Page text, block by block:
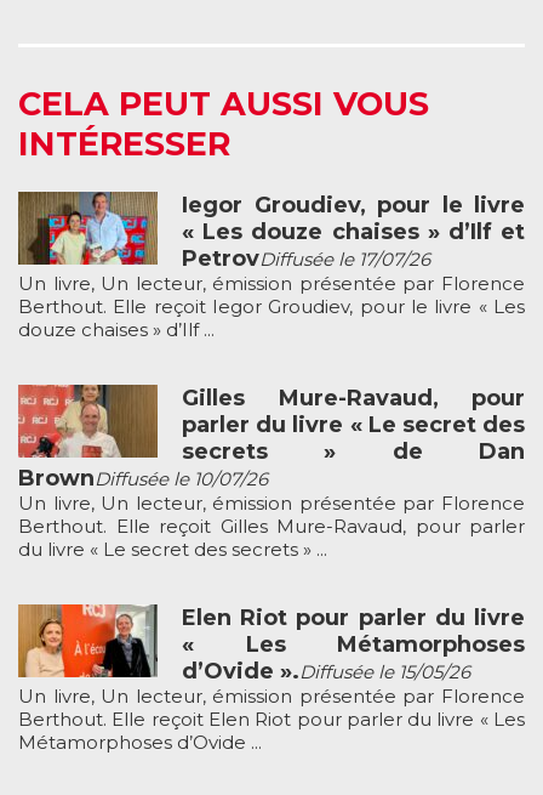
CELA PEUT AUSSI VOUS
INTÉRESSER
Iegor Groudiev, pour le livre
« Les douze chaises » d’Ilf et
PetrovDiffusée le 17/07/26
Un livre, Un lecteur, émission présentée par Florence
Berthout. Elle reçoit Iegor Groudiev, pour le livre « Les
douze chaises » d’Ilf ...
Gilles Mure-Ravaud, pour
parler du livre « Le secret des
secrets » de Dan
BrownDiffusée le 10/07/26
Un livre, Un lecteur, émission présentée par Florence
Berthout. Elle reçoit Gilles Mure-Ravaud, pour parler
du livre « Le secret des secrets » ...
Elen Riot pour parler du livre
« Les Métamorphoses
d’Ovide ».Diffusée le 15/05/26
Un livre, Un lecteur, émission présentée par Florence
Berthout. Elle reçoit Elen Riot pour parler du livre « Les
Métamorphoses d’Ovide ...